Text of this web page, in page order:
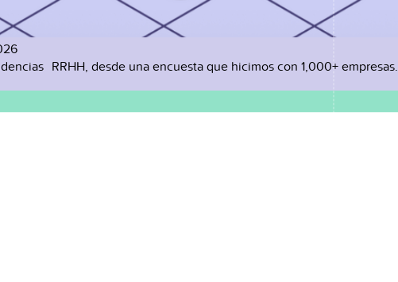
RRHH, desde una encuesta que hicimos con 1,000+ empresas.